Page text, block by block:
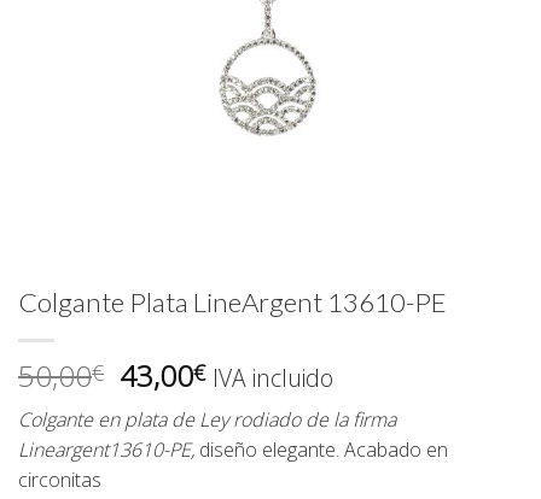
Colgante Plata LineArgent 13610-PE
50,00€ El
precio
original
era:
43,00€El
precio
actual
es:
IVA incluido
Colgante en plata de Ley rodiado de la firma
Lineargent13610-PE, diseño elegante. Acabado en
circonitas